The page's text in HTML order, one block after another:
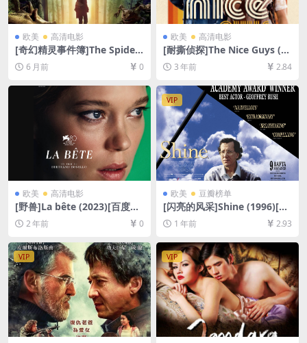
欧美 高清电影
[奇幻精灵事件簿]The Spider
wick Chronicles (2008)[百度
网盘+夸克网盘1080P超清未
删减资源][网盘在线播放/下
载][MP4/5.8GB][中英字幕]
6 月前 0
欧美 高清电影
[耐撕侦探]The Nice Guys (20
16)[百度网盘+夸克网盘1080P
超清未删减资源][网盘在线播
放/下载][MP4/7.1GB][中英字
幕]
3 年前 2.84
欧美 高清电影
[野兽]La bête (2023)[百度网
盘+夸克网盘1080P超清未删
减资源][网盘在线播放/下载]
2 年前 0
VIP
欧美 豆瓣榜单
[闪亮的风采]Shine (1996)[百
度网盘+夸克网盘1080P超清
未删减资源][网盘在线播放/下
1 年前 2.93
VIP VIP